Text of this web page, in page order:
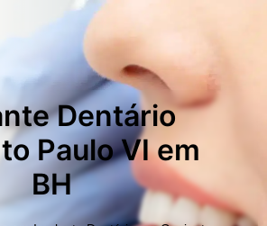
Dentário
Paulo VI em
BH